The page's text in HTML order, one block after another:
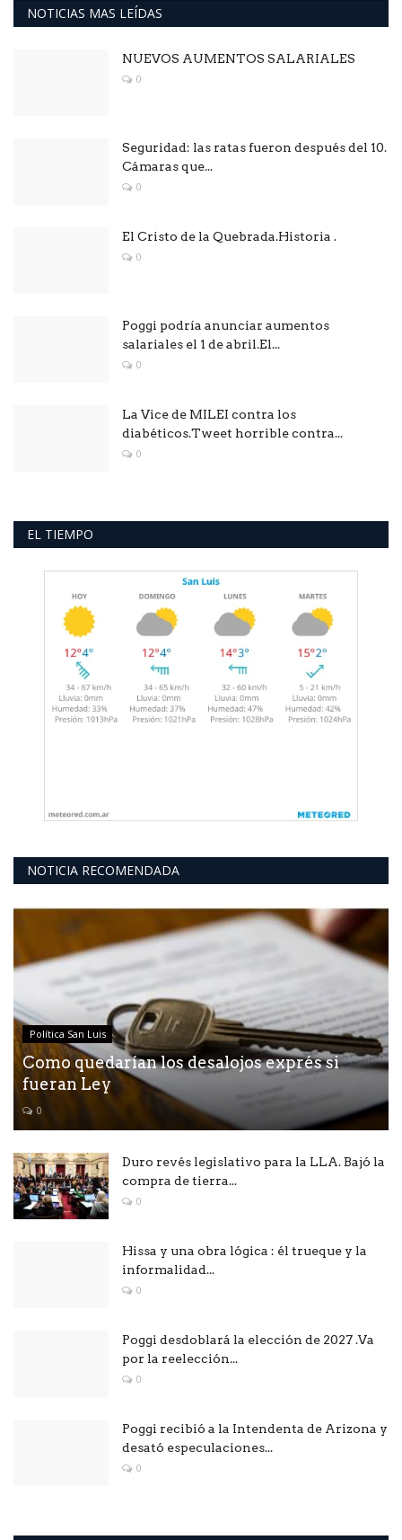
NOTICIAS MAS LEÍDAS
NUEVOS AUMENTOS SALARIALES
0
Seguridad: las ratas fueron después del 10.
Cámaras que...
0
El Cristo de la Quebrada.Historia .
0
Poggi podría anunciar aumentos
salariales el 1 de abril.El...
0
La Vice de MILEI contra los
diabéticos.Tweet horrible contra...
0
EL TIEMPO
NOTICIA RECOMENDADA
Política San Luis
Como quedarían los desalojos exprés si
fueran Ley
0
Duro revés legislativo para la LLA. Bajó la
compra de tierra...
0
Hissa y una obra lógica : él trueque y la
informalidad...
0
Poggi desdoblará la elección de 2027 .Va
por la reelección...
0
Poggi recibió a la Intendenta de Arizona y
desató especulaciones...
0